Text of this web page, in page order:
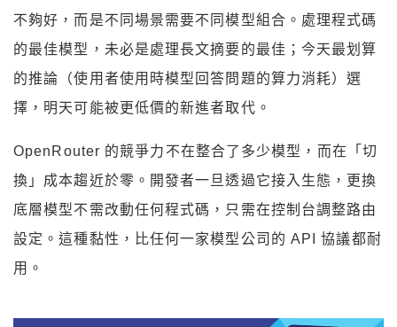
不夠好，而是不同場景需要不同模型組合。處理程式碼
的最佳模型，未必是處理長文摘要的最佳；今天最划算
的推論（使用者使用時模型回答問題的算力消耗）選
擇，明天可能被更低價的新進者取代。
OpenRouter 的競爭力不在整合了多少模型，而在「切
換」成本趨近於零。開發者一旦透過它接入生態，更換
底層模型不需改動任何程式碼，只需在控制台調整路由
設定。這種黏性，比任何一家模型公司的 API 協議都耐
用。